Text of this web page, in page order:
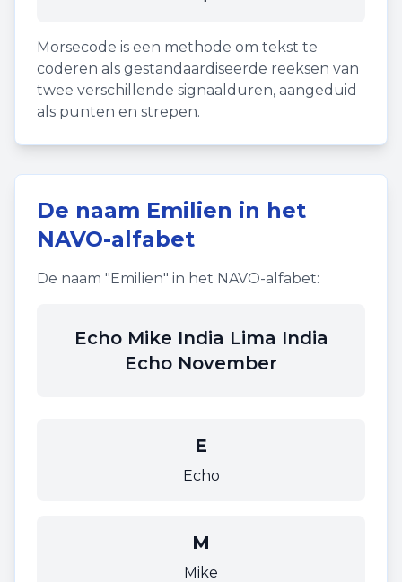
Morsecode is een methode om tekst te
coderen als gestandaardiseerde reeksen van
twee verschillende signaalduren, aangeduid
als punten en strepen.
De naam Emilien in het
NAVO-alfabet
De naam "Emilien" in het NAVO-alfabet:
Echo Mike India Lima India
Echo November
E
Echo
M
Mike